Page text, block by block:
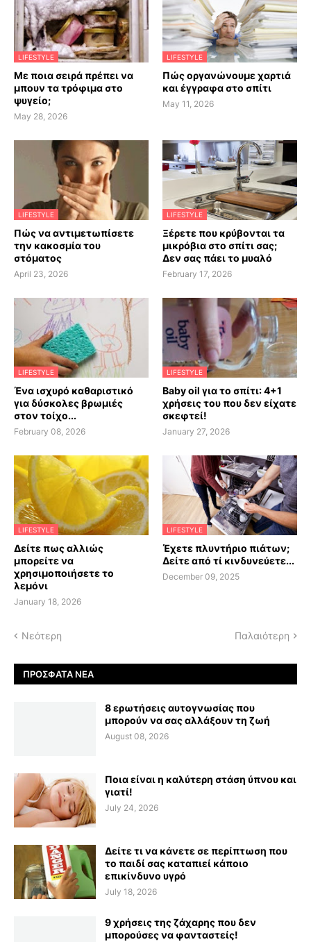
LIFESTYLE
Με ποια σειρά πρέπει να
μπουν τα τρόφιμα στο
ψυγείο;
May 28, 2026
LIFESTYLE
Πώς οργανώνουμε χαρτιά
και έγγραφα στο σπίτι
May 11, 2026
LIFESTYLE
Πώς να αντιμετωπίσετε
την κακοσμία του
στόματος
April 23, 2026
LIFESTYLE
Ξέρετε που κρύβονται τα
μικρόβια στο σπίτι σας;
Δεν σας πάει το μυαλό
February 17, 2026
LIFESTYLE
Ένα ισχυρό καθαριστικό
για δύσκολες βρωμιές
στον τοίχο...
February 08, 2026
LIFESTYLE
Baby oil για το σπίτι: 4+1
χρήσεις του που δεν είχατε
σκεφτεί!
January 27, 2026
LIFESTYLE
Δείτε πως αλλιώς
μπορείτε να
χρησιμοποιήσετε το
λεμόνι
January 18, 2026
LIFESTYLE
Έχετε πλυντήριο πιάτων;
Δείτε από τί κινδυνεύετε...
December 09, 2025
Νεότερη Παλαιότερη
ΠΡΌΣΦΑΤΑ ΝΈΑ
8 ερωτήσεις αυτογνωσίας που
μπορούν να σας αλλάξουν τη ζωή
August 08, 2026
Ποια είναι η καλύτερη στάση ύπνου και
γιατί!
July 24, 2026
Δείτε τι να κάνετε σε περίπτωση που
το παιδί σας καταπιεί κάποιο
επικίνδυνο υγρό
July 18, 2026
9 χρήσεις της ζάχαρης που δεν
μπορούσες να φανταστείς!